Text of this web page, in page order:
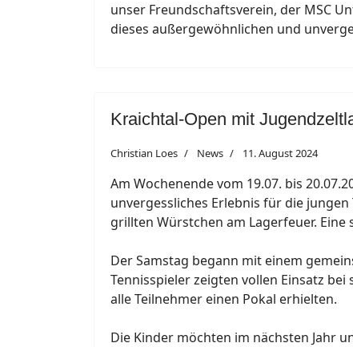
unser Freundschaftsverein, der MSC
dieses außergewöhnlichen und
Kraichtal-Open mit
Christian Loes News 11. August 2024
Am Wochenende vom 19.07. bis
unvergessliches Erlebnis für die
grillten Würstchen am Lagerfeuer.
Der Samstag begann mit einem
Tennisspieler zeigten vollen Einsatz
alle Teilnehmer einen Pokal erhielten.
Die Kinder möchten im nächsten Jahr